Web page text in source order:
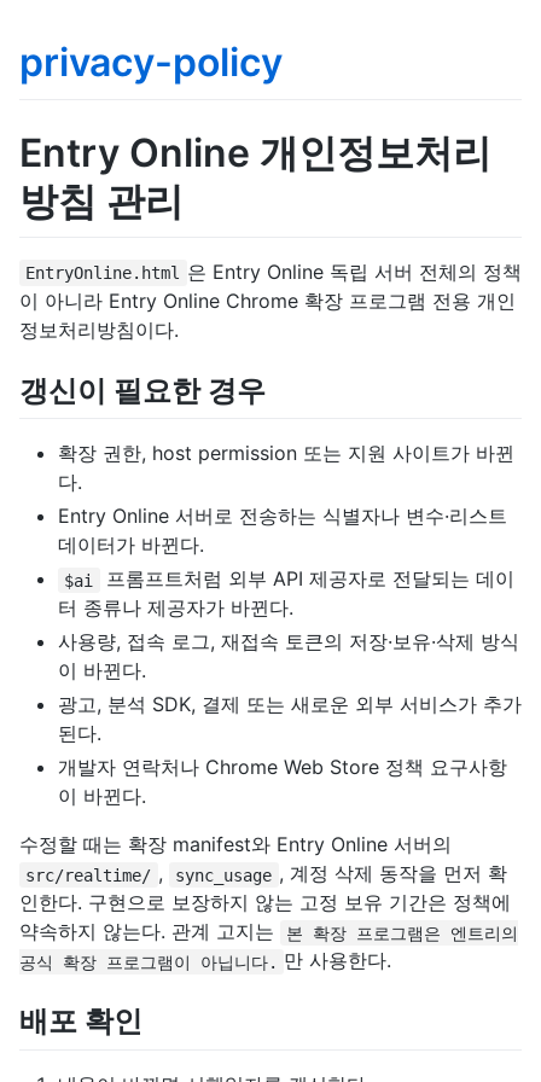
privacy-policy
Entry Online 개인정보처리
방침 관리
EntryOnline.html
은 Entry Online 독립 서버 전체의 정책
이 아니라 Entry Online Chrome 확장 프로그램 전용 개인
정보처리방침이다.
갱신이 필요한 경우
확장 권한, host permission 또는 지원 사이트가 바뀐
다.
Entry Online 서버로 전송하는 식별자나 변수·리스트
데이터가 바뀐다.
$ai
프롬프트처럼 외부 API 제공자로 전달되는 데이
터 종류나 제공자가 바뀐다.
사용량, 접속 로그, 재접속 토큰의 저장·보유·삭제 방식
이 바뀐다.
광고, 분석 SDK, 결제 또는 새로운 외부 서비스가 추가
된다.
개발자 연락처나 Chrome Web Store 정책 요구사항
이 바뀐다.
수정할 때는 확장 manifest와 Entry Online 서버의
src/realtime/ , sync_usage , 계정 삭제 동작을 먼저 확
인한다. 구현으로 보장하지 않는 고정 보유 기간은 정책에
약속하지 않는다. 관계 고지는
본 확장 프로그램은 엔트리의
공식 확장 프로그램이 아닙니다. 만 사용한다.
배포 확인